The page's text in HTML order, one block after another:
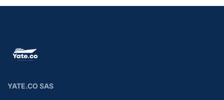
YATE.CO SAS